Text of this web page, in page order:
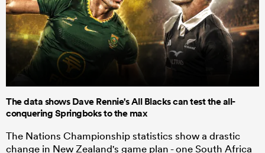
The data shows Dave Rennie's All Blacks can test the all-
conquering Springboks to the max
The Nations Championship statistics show a drastic
change in New Zealand's game plan - one South Africa